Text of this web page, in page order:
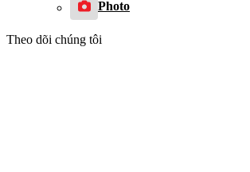
Photo
Theo dõi chúng tôi